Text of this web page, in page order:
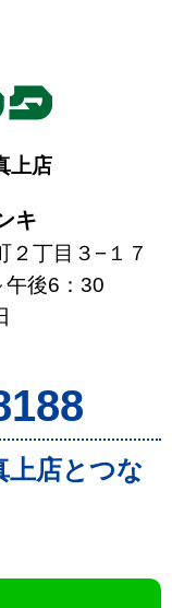
上店
キ
２丁目３−１７
午後6：30
店とつな